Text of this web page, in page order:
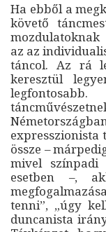
Ha ebből a
követő
az az
táncol. Az rá
keresztül
expresszionista
össze –
mivel színpadi
esetben –,
tenni”, „úgy
duncanista